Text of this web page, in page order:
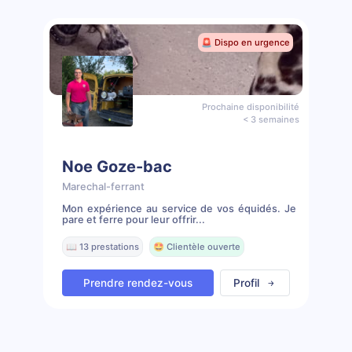
🚨 Dispo en urgence
Prochaine disponibilité
< 3 semaines
Noe Goze-bac
Marechal-ferrant
Mon expérience au service de vos équidés. Je
pare et ferre pour leur offrir...
📖 13 prestations 🤩 Clientèle ouverte
Prendre rendez-vous Profil